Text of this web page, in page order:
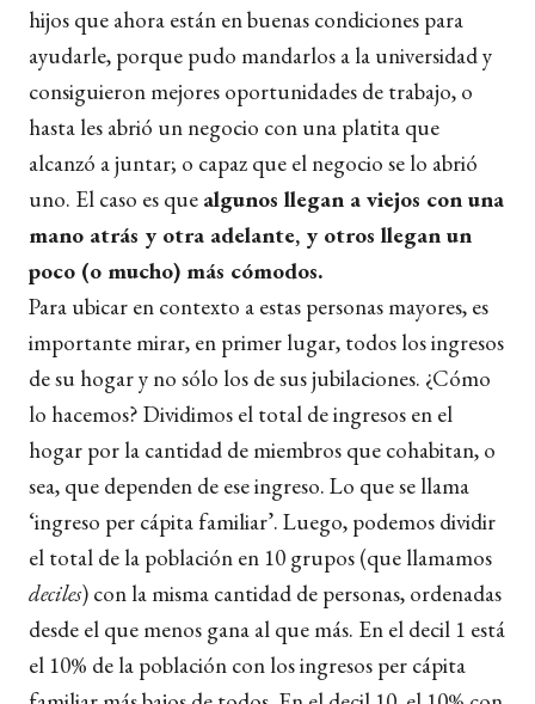
hijos que ahora están en buenas condiciones para
ayudarle, porque pudo mandarlos a la universidad y
consiguieron mejores oportunidades de trabajo, o
hasta les abrió un negocio con una platita que
alcanzó a juntar; o capaz que el negocio se lo abrió
uno. El caso es que algunos llegan a viejos con una
mano atrás y otra adelante, y otros llegan un
poco (o mucho) más cómodos.
Para ubicar en contexto a estas personas mayores, es
importante mirar, en primer lugar, todos los ingresos
de su hogar y no sólo los de sus jubilaciones. ¿Cómo
lo hacemos? Dividimos el total de ingresos en el
hogar por la cantidad de miembros que cohabitan, o
sea, que dependen de ese ingreso. Lo que se llama
‘ingreso per cápita familiar’. Luego, podemos dividir
el total de la población en 10 grupos (que llamamos
deciles) con la misma cantidad de personas, ordenadas
desde el que menos gana al que más. En el decil 1 está
el 10% de la población con los ingresos per cápita